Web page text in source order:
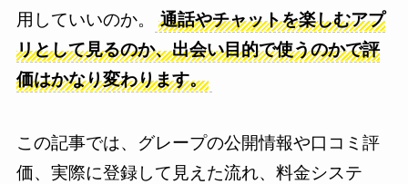
用していいのか。
通話やチャットを楽しむアプ
リとして見るのか、出会い目的で使うのかで評
価はかなり変わります。
この記事では、グレープの公開情報や口コミ評
価、実際に登録して見えた流れ、料金システ